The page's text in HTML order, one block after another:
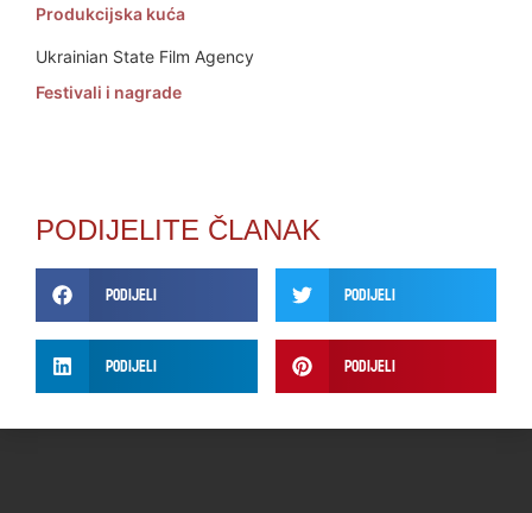
Produkcijska kuća
Ukrainian State Film Agency
Festivali i nagrade
PODIJELITE ČLANAK
Podijeli Podijeli
Podijeli Podijeli